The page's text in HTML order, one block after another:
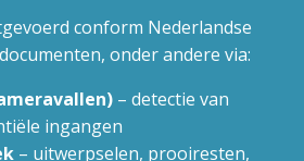
conform Nederlandse
onder andere via:
– detectie van
ingangen
– uitwerpselen, prooiresten,